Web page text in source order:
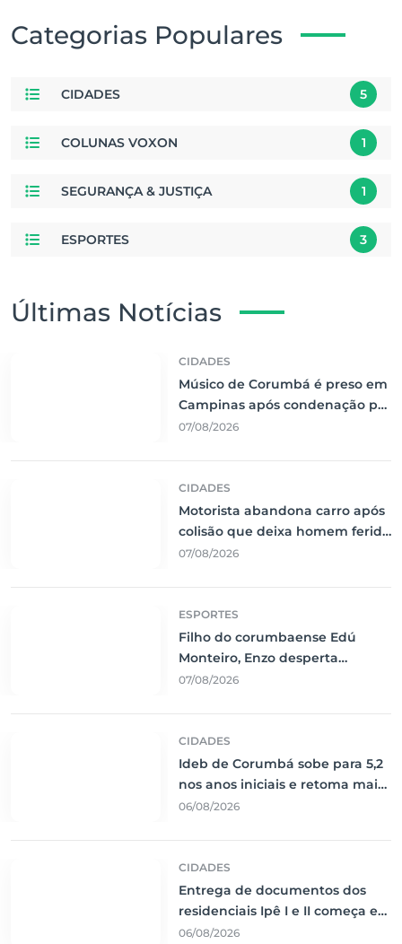
Categorias Populares
CIDADES 5
COLUNAS VOXON 1
SEGURANÇA & JUSTIÇA 1
ESPORTES 3
Últimas Notícias
CIDADES
Músico de Corumbá é preso em
Campinas após condenação por
pornografia infantil
07/08/2026
CIDADES
Motorista abandona carro após
colisão que deixa homem ferido
em Nova Corumbá
07/08/2026
ESPORTES
Filho do corumbaense Edú
Monteiro, Enzo desperta
interesse de clubes da Série B e
07/08/2026
CIDADES
Ideb de Corumbá sobe para 5,2
nos anos iniciais e retoma maior
nota histórica
06/08/2026
CIDADES
Entrega de documentos dos
residenciais Ipê I e II começa em
10 de agosto
06/08/2026